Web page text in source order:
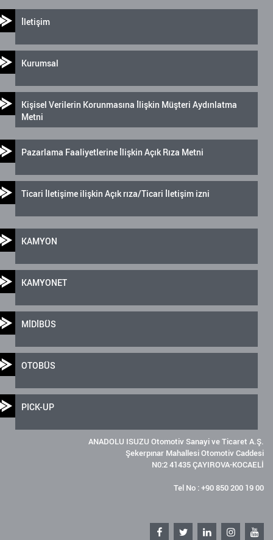
İletişim
Kurumsal
Kişisel Verilerin Korunmasına İlişkin Müşteri Aydınlatma
Metni
Pazarlama Faaliyetlerine İlişkin Açık Rıza Metni
Ticari İletişime ilişkin Açık rıza/Ticari İletişim izni
KAMYON
KAMYONET
MİDİBÜS
OTOBÜS
PICK-UP
ANADOLU ISUZU Otomotiv Sanayi ve Ticaret A.Ş.
Şekerpınar Mahallesi Otomotiv Caddesi
N0:2 41435 ÇAYIROVA-KOCAELİ
Tel No : +90 850 200 19 00